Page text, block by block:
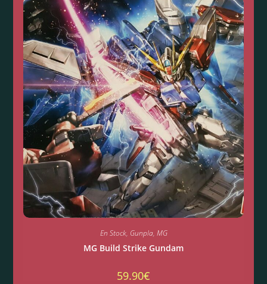
En Stock, Gunpla, MG
MG Build Strike Gundam
59.90€